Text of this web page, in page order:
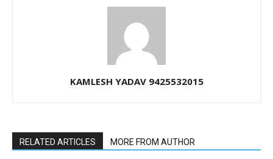
KAMLESH YADAV 9425532015
RELATED ARTICLES MORE FROM AUTHOR